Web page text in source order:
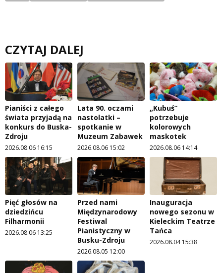
CZYTAJ DALEJ
Pianiści z całego
świata przyjadą na
konkurs do Buska-
Zdroju
2026.08.06 16:15
Lata 90. oczami
nastolatki –
spotkanie w
Muzeum Zabawek
2026.08.06 15:02
„Kubuś”
potrzebuje
kolorowych
maskotek
2026.08.06 14:14
Pięć głosów na
dziedzińcu
Filharmonii
2026.08.06 13:25
Przed nami
Międzynarodowy
Festiwal
Pianistyczny w
Busku-Zdroju
2026.08.05 12:00
Inauguracja
nowego sezonu w
Kieleckim Teatrze
Tańca
2026.08.04 15:38